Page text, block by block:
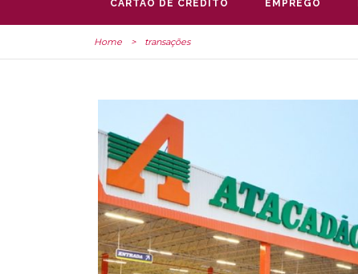
CARTÃO DE CRÉDITO EMPREGO
Home > transações